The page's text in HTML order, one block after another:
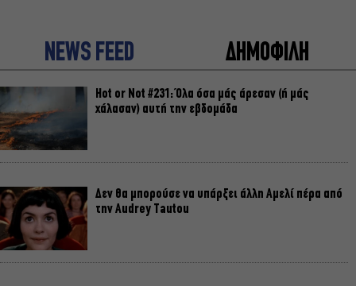
NEWS FEED ΔΗΜΟΦΙΛΗ
Hot or Not #231: Όλα όσα μάς άρεσαν (ή μάς
χάλασαν) αυτή την εβδομάδα
Δεν θα μπορούσε να υπάρξει άλλη Αμελί πέρα από
την Audrey Tautou